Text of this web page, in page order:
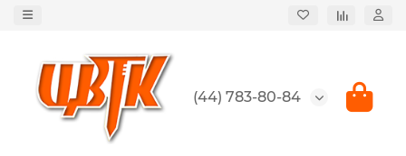
(44) 783-80-84